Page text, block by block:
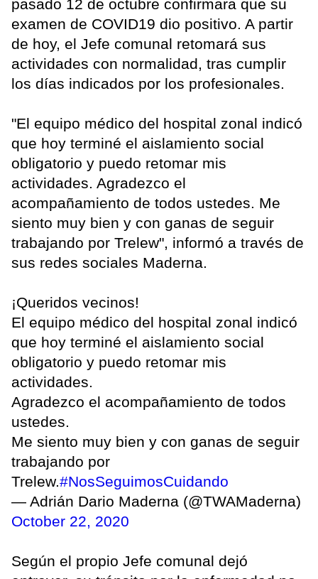
pasado 12 de octubre confirmara que su
examen de COVID19 dio positivo. A partir
de hoy, el Jefe comunal retomará sus
actividades con normalidad, tras cumplir
los días indicados por los profesionales.
"El equipo médico del hospital zonal indicó
que hoy terminé el aislamiento social
obligatorio y puedo retomar mis
actividades. Agradezco el
acompañamiento de todos ustedes. Me
siento muy bien y con ganas de seguir
trabajando por Trelew", informó a través de
sus redes sociales Maderna.
¡Queridos vecinos!
El equipo médico del hospital zonal indicó
que hoy terminé el aislamiento social
obligatorio y puedo retomar mis
actividades.
Agradezco el acompañamiento de todos
ustedes.
Me siento muy bien y con ganas de seguir
trabajando por
Trelew.#NosSeguimosCuidando
— Adrián Dario Maderna (@TWAMaderna)
October 22, 2020
Según el propio Jefe comunal dejó